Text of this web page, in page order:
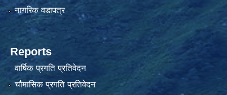
नागरिक वडापत्र
Reports
वार्षिक प्रगति प्रतिवेदन
चौमासिक प्रगति प्रतिवेदन